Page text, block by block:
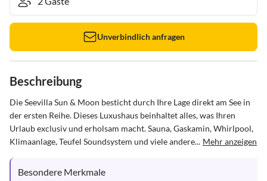
Unverbindlich anfragen
Beschreibung
Die Seevilla Sun & Moon besticht durch Ihre Lage direkt am See in
der ersten Reihe. Dieses Luxushaus beinhaltet alles, was Ihren
Urlaub exclusiv und erholsam macht. Sauna, Gaskamin, Whirlpool,
Klimaanlage, Teufel Soundsystem und viele andere... Mehr anzeigen
Besondere Merkmale